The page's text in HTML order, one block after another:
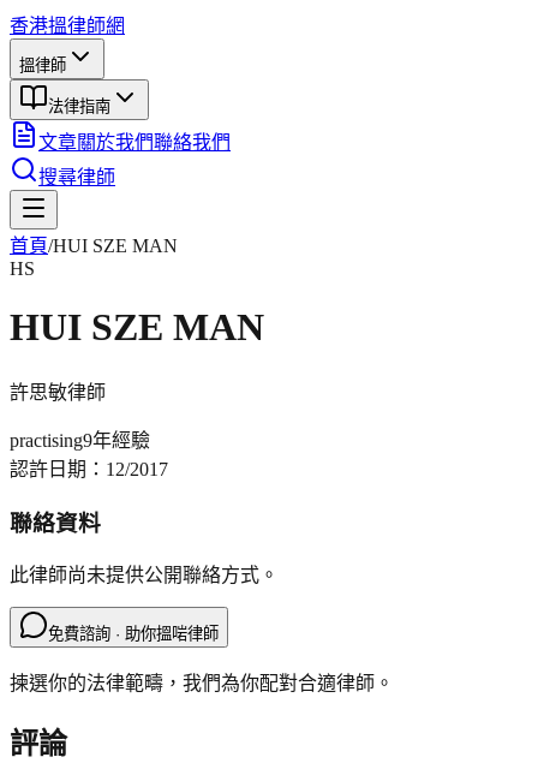
香港搵律師網
搵律師
法律指南
文章關於我們聯絡我們
搜尋律師
首頁/HUI SZE MAN
HS
HUI SZE MAN
許思敏律師
practising9年經驗
認許日期： 12/2017
聯絡資料
此律師尚未提供公開聯絡方式。
免費諮詢 · 助你搵啱律師
揀選你的法律範疇，我們為你配對合適律師。
評論